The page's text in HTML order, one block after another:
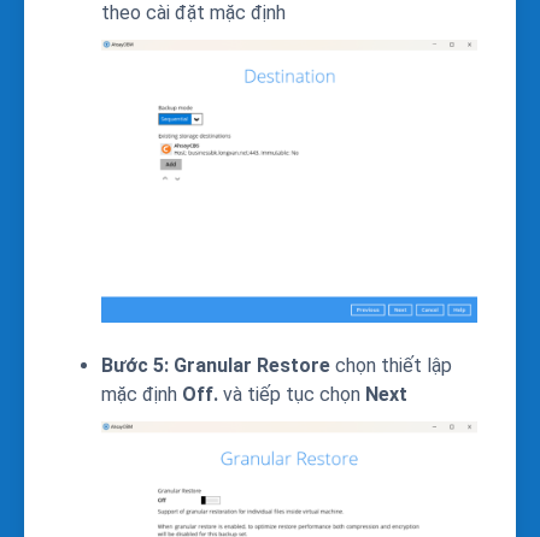
theo cài đặt mặc định
Bước 5: Granular Restore chọn thiết lập
mặc định Off. và tiếp tục chọn Next